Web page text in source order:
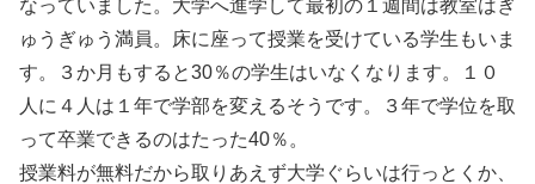
なっていました。大学へ進学して最初の１週間は教室はぎ
ゅうぎゅう満員。床に座って授業を受けている学生もいま
す。３か月もすると30％の学生はいなくなります。１０
人に４人は１年で学部を変えるそうです。３年で学位を取
って卒業できるのはたった40％。
授業料が無料だから取りあえず大学ぐらいは行っとくか、